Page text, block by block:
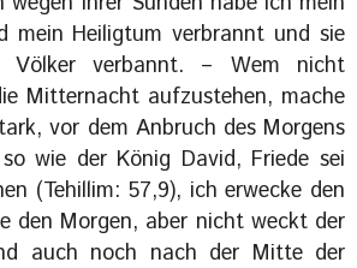
mein Heiligtum verbrannt und sie
Völker verbannt. – Wem nicht
Mitternacht aufzustehen, mache
vor dem Anbruch des Morgens
wie der König David, Friede sei
(Tehillim: 57,9), ich erwecke den
den Morgen, aber nicht weckt der
auch noch nach der Mitte der